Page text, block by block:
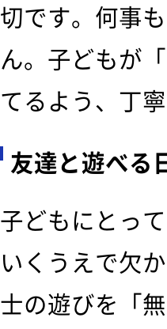
切です。何事
ん。子どもが
てるよう、丁
友達と遊べる
子どもにとっ
いくうえで欠
士の遊びを「